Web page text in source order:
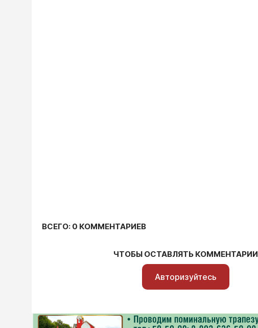
ВСЕГО: 0 КОММЕНТАРИЕВ
ЧТОБЫ ОСТАВЛЯТЬ КОММЕНТАРИИ
Авторизуйтесь